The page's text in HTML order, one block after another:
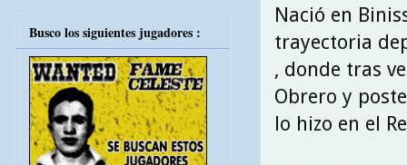
Nació en
trayectoria
, donde tras
Obrero y
lo hizo en el
Busco los siguientes jugadores :